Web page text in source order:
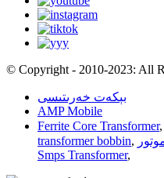
© Copyright - 2010-2023: All
بېكەت خەرىتىسى
AMP Mobile
Ferrite Core Transformer,
transformer bobbin,
Smps Transformer,